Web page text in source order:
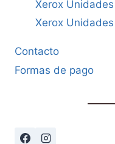
Xerox
Xerox
Contacto
Formas de pago